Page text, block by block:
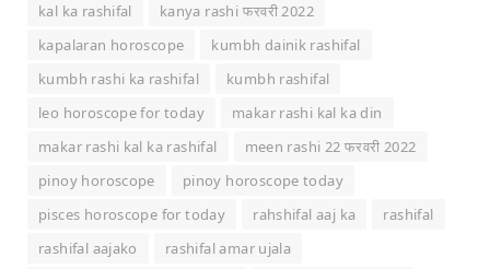
kal ka rashifal
kanya rashi फरवरी 2022
kapalaran horoscope
kumbh dainik rashifal
kumbh rashi ka rashifal
kumbh rashifal
leo horoscope for today
makar rashi kal ka din
makar rashi kal ka rashifal
meen rashi 22 फरवरी 2022
pinoy horoscope
pinoy horoscope today
pisces horoscope for today
rahshifal aaj ka
rashifal
rashifal aajako
rashifal amar ujala